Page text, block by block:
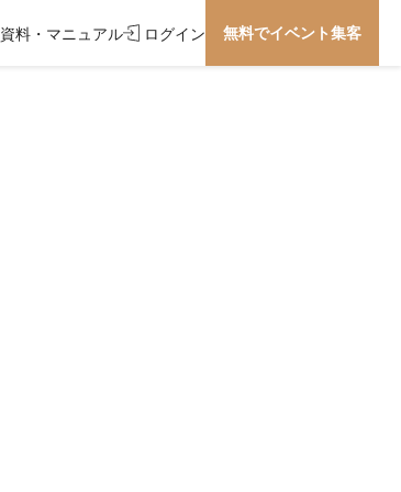
資料・マニュアル ログイン 無料でイベント集客